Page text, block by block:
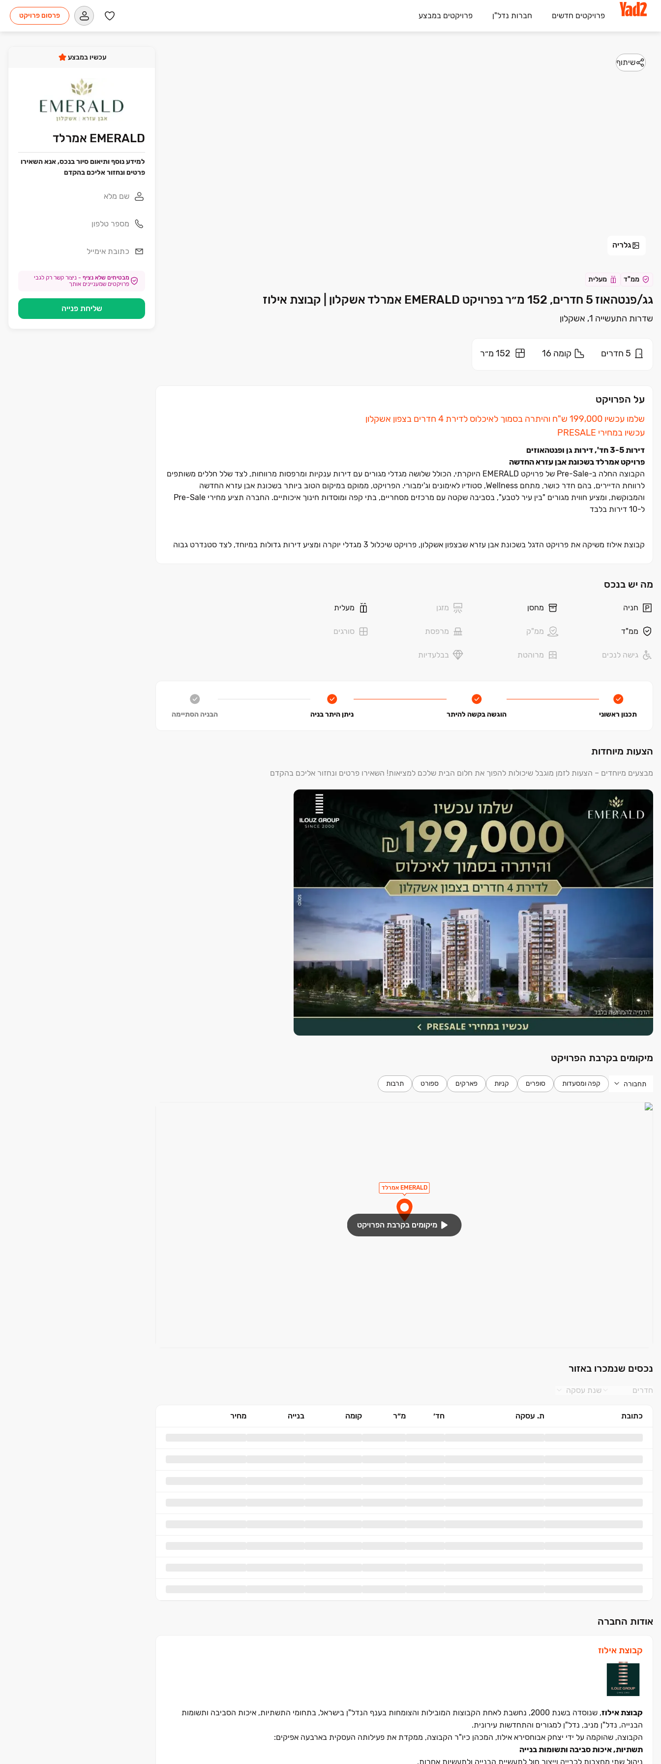
פרויקטים חדשים חברות נדל"ן פרויקטים במבצע פרסום פרויקט
שיתוף
גלריה
ממ"ד מעלית
גג/פנטהאוז 5 חדרים, 152 מ״ר בפרויקט EMERALD אמרלד אשקלון | קבוצת אילוז
שדרות התעשייה 1, אשקלון
5 חדרים קומה 16 152 מ״ר
על הפרויקט
שלמו עכשיו ‏199,000 ש"ח והיתרה בסמוך לאיכלוס לדירת ‏4 חדרים בצפון אשקלון
עכשיו במחירי PRESALE
דירות 3-5 חד', דירות גן ופנטהאוזים
פרויקט אמרלד בשכונת אבן עזרא החדשה
הקבוצה החלה ב-Pre-Sale של פרויקט EMERALD היוקרתי, הכולל שלושה מגדלי מגורים עם דירות ענקיות ומרפסות מרווחות, לצד שלל חללים משותפים
לרווחת הדיירים, בהם חדר כושר, מתחם Wellness, סטודיו לאימונים וג'ימבורי. הפרויקט, ממוקם במיקום הטוב ביותר בשכונת אבן עזרא החדשה
והמבוקשת, ומציע חווית מגורים "בין עיר לטבע", בסביבה שקטה עם מרכזים מסחריים, בתי קפה ומוסדות חינוך איכותיים. החברה תציע מחירי Pre-Sale
ל‏-10 דירות בלבד
קבוצת אילוז משיקה את פרויקט הדגל בשכונת אבן עזרא שבצפון אשקלון, פרויקט שיכלול ‏3 מגדלי יוקרה ומציע דירות גדולות במיוחד, לצד סטנדרט גבוה
לקנות דירות בעיר, בה מתחמי תעסוקה, חופי ים מרהיבים, מוסדות חינוך איכותיים ומגוון אתרי פנאי ובילוי. שכונת אבן עזרא, נחשבת לאחת מהשכונות
המבוקשות ומציעה קרבה למרכזי קניות, נגישות לצירי תנועה מרכזיים, תחנת הרכבת החדשה ופארק ההייטק הענק, הצפוי למשוך אוכלוסייה איכותית
בשנים הקרובות.
מה יש בנכס
חניה מחסן מזגן מעלית
ממ"ד ממ"ק מרפסת סורגים
גישה לנכים מרוהטת בבלעדיות
תכנון ראשוני הוגשה בקשה להיתר ניתן היתר בניה הבניה הסתיימה
הצעות מיוחדות
מבצעים מיוחדים – הצעות לזמן מוגבל שיכולות להפוך את חלום הבית שלכם למציאות! השאירו פרטים ונחזור אליכם בהקדם
מיקומים בקרבת הפרויקט
תחבורה קפה ומסעדות סופרים קניות פארקים ספורט תרבות
EMERALD אמרלד
מיקומים בקרבת הפרויקט
נכסים שנמכרו באזור
חדרים שנת עסקה
כתובת ת. עסקה חד׳ מ״ר קומה בנייה מחיר
אודות החברה
קבוצת אילוז
קבוצת אילוז
, שנוסדה בשנת 2000, נחשבת לאחת הקבוצות המובילות והצומחות בענף הנדל"ן בישראל, בתחומי התשתיות, איכות הסביבה ותשומות
הבנייה, נדל"ן מניב, נדל"ן למגורים והתחדשות עירונית.
הקבוצה, שהוקמה על ידי יצחק אבוחסירא אילוז, המכהן כיו"ר הקבוצה, ממקדת את פעילותה העסקית בארבעה אפיקים:
תשתיות, איכות סביבה ותשומות בנייה
ניהול שתי מחצבות לכרייה וייצור חול לתעשיית הבנייה ולתעשיות אחרות.
עכשיו במבצע
EMERALD אמרלד
למידע נוסף ותיאום סיור בנכס, אנא השאירו
פרטים ונחזור אליכם בהקדם
מבטיחים שלא נציף - ניצור קשר רק לגבי
פרויקטים שמעניינים אותך
שליחת פנייה